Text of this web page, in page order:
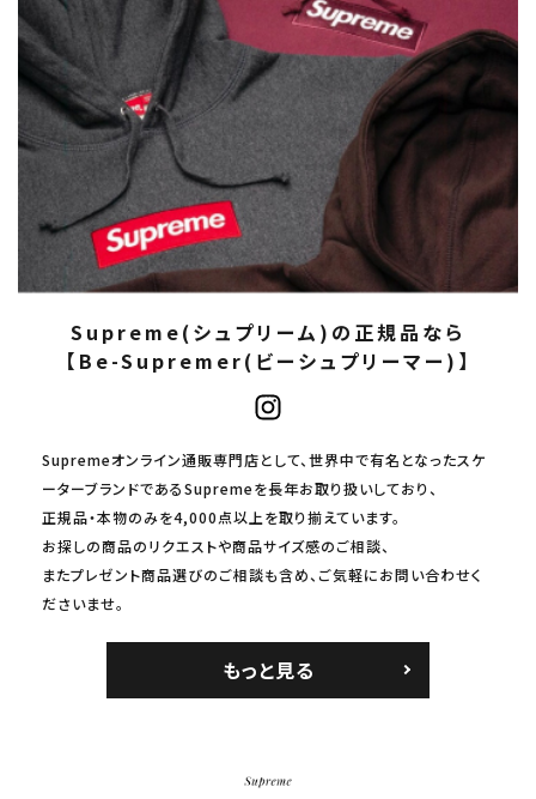
Supreme(シュプリーム)の正規品なら
【Be-Supremer(ビーシュプリーマー)】
Supremeオンライン通販専門店として、世界中で有名となったスケ
ーターブランドであるSupremeを長年お取り扱いしており、
正規品・本物のみを4,000点以上を取り揃えています。
お探しの商品のリクエストや商品サイズ感のご相談、
またプレゼント商品選びのご相談も含め、ご気軽にお問い合わせく
ださいませ。
もっと見る